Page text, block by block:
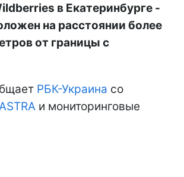
в Екатеринбурге -
на расстоянии более
от границы с
РБК-Украина со
и мониторинговые